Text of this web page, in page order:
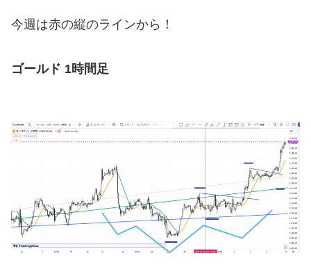
今週は赤の縦のラインから！
ゴールド 1時間足